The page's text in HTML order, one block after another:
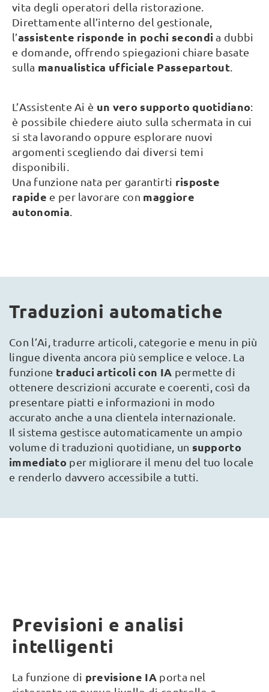
vita degli operatori della ristorazione.
Direttamente all’interno del gestionale,
l’assistente risponde in pochi secondia dubbi
e domande, offrendo spiegazioni chiare basate
sulla manualistica ufficiale Passepartout
L’Assistente Ai è un vero supporto quotidiano:
è possibile chiedere aiuto sulla schermata in cui
si sta lavorando oppure esplorare nuovi
argomenti scegliendo dai diversi temi
disponibili.
Una funzione nata per garantirti risposte
rapide e per lavorare con maggiore
autonomia
Traduzioni automatiche
Con l’Ai, tradurre articoli, categorie e menu in più
lingue diventa ancora più semplice e veloce. La
funzione traduci articoli con IA permette di
ottenere descrizioni accurate e coerenti, così da
presentare piatti e informazioni in modo
accurato anche a una clientela internazionale.
Il sistema gestisce automaticamente un ampio
volume di traduzioni quotidiane, un supporto
immediato per migliorare il menu del tuo locale
e renderlo davvero accessibile a tutti.
Previsioni e analisi
intelligenti
La funzione di previsione IA porta nel